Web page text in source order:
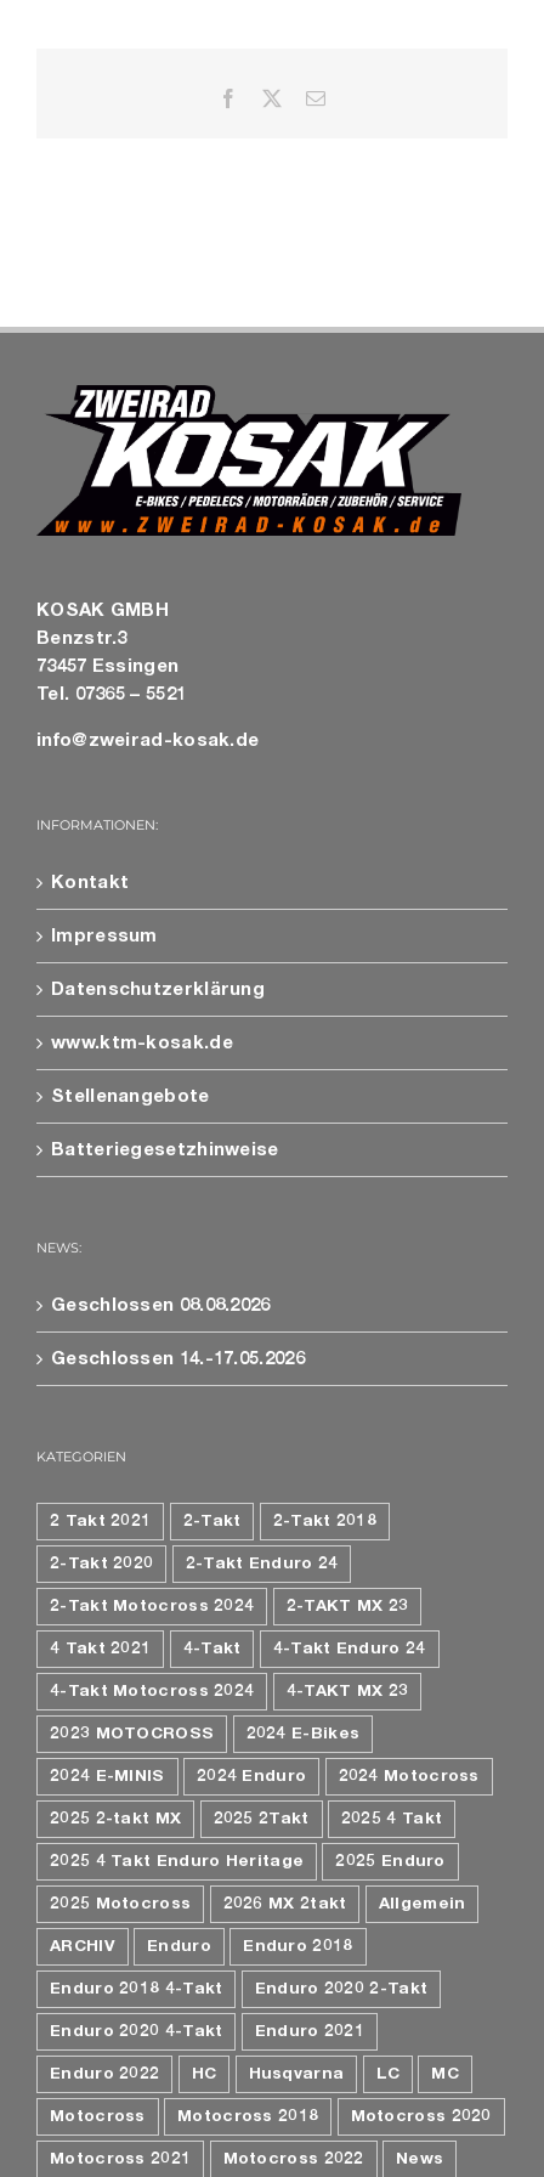
Facebook E-
KOSAK GMBH
Benzstr.3
73457 Essingen
Tel. 07365 – 5521
info@zweirad-kosak.de
INFORMATIONEN:
Kontakt
Impressum
Datenschutzerklärung
www.ktm-kosak.de
Stellenangebote
Batteriegesetzhinweise
NEWS:
Geschlossen 08.08.2026
Geschlossen 14.-17.05.2026
KATEGORIEN
2 Takt 2021 2-Takt 2-Takt 2018
2-Takt 2020 2-Takt Enduro 24
2-Takt Motocross 2024 2-TAKT MX 23
4 Takt 2021 4-Takt 4-Takt Enduro 24
4-Takt Motocross 2024 4-TAKT MX 23
2023 MOTOCROSS 2024 E-Bikes
2024 E-MINIS 2024 Enduro 2024 Motocross
2025 2-takt MX 2025 2Takt 2025 4 Takt
2025 4 Takt Enduro Heritage 2025 Enduro
2025 Motocross 2026 MX 2takt Allgemein
ARCHIV Enduro Enduro 2018
Enduro 2018 4-Takt Enduro 2020 2-Takt
Enduro 2020 4-Takt Enduro 2021
Enduro 2022 HC Husqvarna LC MC
Motocross Motocross 2018 Motocross 2020
Motocross 2021 Motocross 2022 News